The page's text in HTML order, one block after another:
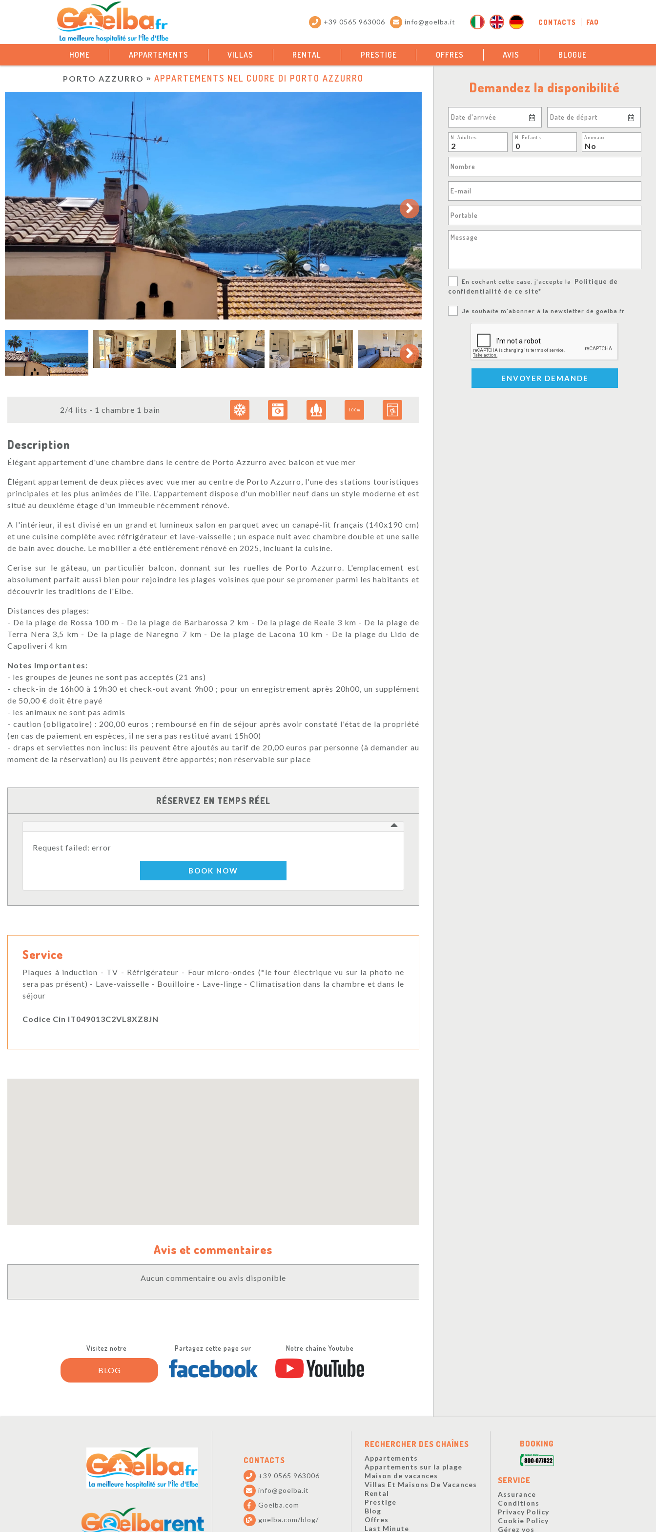
+39 0565 963006 info@goelba.it CONTACTS FAQ
HOME APPARTEMENTS VILLAS RENTAL PRESTIGE OFFRES AVIS BLOGUE
PORTO AZZURRO APPARTEMENTS NEL CUORE DI PORTO AZZURRO
Next
Next
2/4 lits - 1 chambre 1 bain 100m
Description
Élégant appartement d'une chambre dans le centre de Porto Azzurro avec balcon et vue mer
Élégant appartement de deux pièces avec vue mer au centre de Porto Azzurro, l'une des stations touristiques
principales et les plus animées de l'île. L'appartement dispose d'un mobilier neuf dans un style moderne et est
situé au deuxième étage d'un immeuble récemment rénové.
A l'intérieur, il est divisé en un grand et lumineux salon en parquet avec un canapé-lit français (140x190 cm)
et une cuisine complète avec réfrigérateur et lave-vaisselle ; un espace nuit avec chambre double et une salle
de bain avec douche. Le mobilier a été entièrement rénové en 2025, incluant la cuisine.
Cerise sur le gâteau, un particulièr balcon, donnant sur les ruelles de Porto Azzurro. L'emplacement est
absolument parfait aussi bien pour rejoindre les plages voisines que pour se promener parmi les habitants et
découvrir les traditions de l'Elbe.
Distances des plages:
- De la plage de Rossa 100 m - De la plage de Barbarossa 2 km - De la plage de Reale 3 km - De la plage de
Terra Nera 3,5 km - De la plage de Naregno 7 km - De la plage de Lacona 10 km - De la plage du Lido de
Capoliveri 4 km
Notes Importantes:
- les groupes de jeunes ne sont pas acceptés (21 ans)
- check-in de 16h00 à 19h30 et check-out avant 9h00 ; pour un enregistrement après 20h00, un supplément
de 50,00 € doit être payé
- les animaux ne sont pas admis
- caution (obligatoire) : 200,00 euros ; remboursé en fin de séjour après avoir constaté l'état de la propriété
(en cas de paiement en espèces, il ne sera pas restitué avant 15h00)
- draps et serviettes non inclus: ils peuvent être ajoutés au tarif de 20,00 euros par personne (à demander au
moment de la réservation) ou ils peuvent être apportés; non réservable sur place
RÉSERVEZ EN TEMPS RÉEL
Request failed: error
BOOK NOW
Service
Plaques à induction - TV - Réfrigérateur - Four micro-ondes (*le four électrique vu sur la photo ne
sera pas présent) - Lave-vaisselle - Bouilloire - Lave-linge - Climatisation dans la chambre et dans le
séjour
Codice Cin IT049013C2VL8XZ8JN
Avis et commentaires
Aucun commentaire ou avis disponible
Visitez notre
BLOG
Partagez cette page sur Notre chaîne Youtube
Demandez la disponibilité
Date d'arrivée Date de départ
N. Adultes N. Enfants Animaux
Nombre
E-mail
Portable
Message
En cochant cette case, j'accepte la
Politique de
confidentialité de ce site*
Je souhaite m'abonner à la newsletter de goelba.fr
ENVOYER DEMANDE
CONTACTS
+39 0565 963006
info@goelba.it
Goelba.com
goelba.com/blog/
RECHERCHER DES CHAÎNES
Appartements
Appartements sur la plage
Maison de vacances
Villas Et Maisons De Vacances
Rental
Prestige
Blog
Offres
Last Minute
BOOKING
SERVICE
Assurance
Conditions
Privacy Policy
Cookie Policy
Gérez vos